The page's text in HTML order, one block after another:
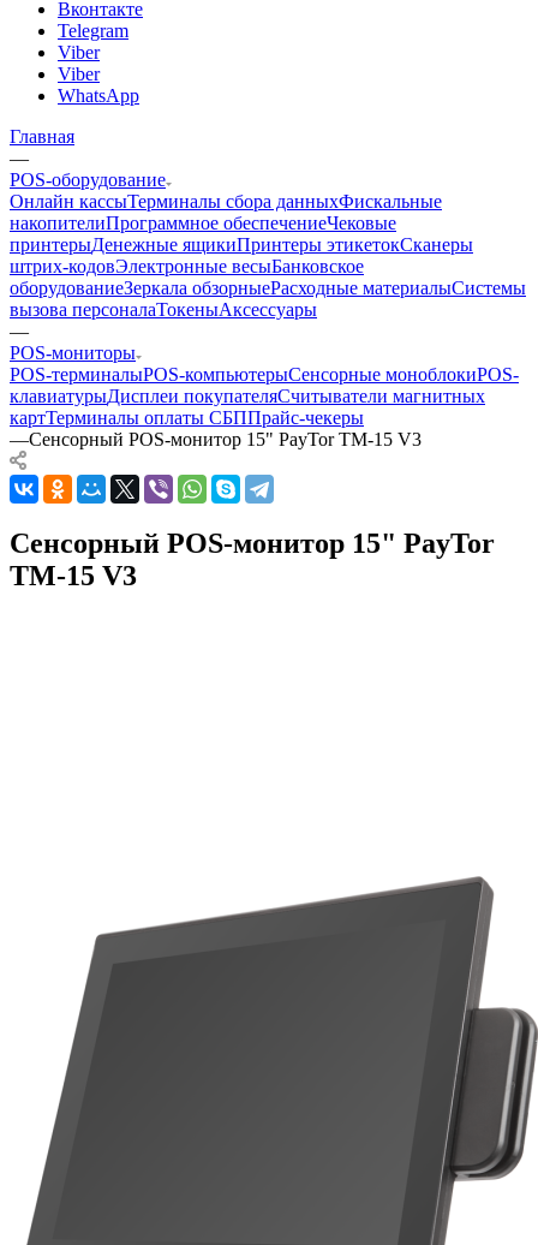
Вконтакте
Telegram
Viber
Viber
WhatsApp
Главная
—
POS-оборудование
Онлайн кассыТерминалы сбора данныхФискальные
накопителиПрограммное обеспечениеЧековые
принтерыДенежные ящикиПринтеры этикетокСканеры
штрих-кодовЭлектронные весыБанковское
оборудованиеЗеркала обзорныеРасходные материалыСистемы
вызова персоналаТокеныАксессуары
—
POS-мониторы
POS-терминалыPOS-компьютерыСенсорные моноблокиPOS-
клавиатурыДисплеи покупателяСчитыватели магнитных
картТерминалы оплаты СБППрайс-чекеры
—Сенсорный POS-монитор 15" PayTor TM-15 V3
Сенсорный POS-монитор 15" PayTor
TM-15 V3